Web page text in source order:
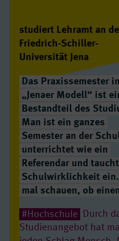
studiert Lehramt an
Friedrich-Schiller-
Universität Jena
Das Praxissemester
„Jenaer Modell“ ist
Bestandteil des
Man ist ein ganzes
Semester an der
unterrichtet wie ein
Referendar und
Schulwirklichkeit
mal schauen, ob
#Hochschule
Durch
Studienangebot hat